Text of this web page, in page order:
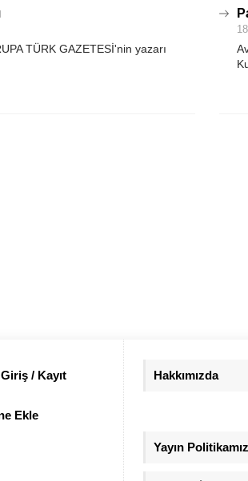
TÜRK GAZETESİ'nin yazarı
/ Kayıt
Ekle
Hakkımızda
Yayın Politikamız